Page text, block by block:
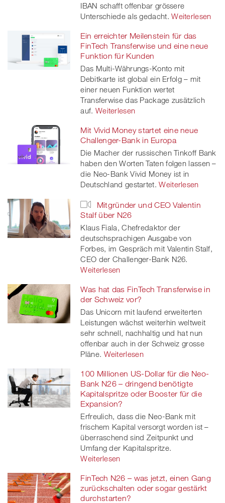
IBAN schafft offenbar grössere
Unterschiede als gedacht. Weiterlesen
Ein erreichter Meilenstein für das
FinTech Transferwise und eine neue
Funktion für Kunden
Das Multi-Währungs-Konto mit
Debitkarte ist global ein Erfolg – mit
einer neuen Funktion wertet
Transferwise das Package zusätzlich
auf. Weiterlesen
Mit Vivid Money startet eine neue
Challenger-Bank in Europa
Die Macher der russischen Tinkoff Bank
haben den Worten Taten folgen lassen –
die Neo-Bank Vivid Money ist in
Deutschland gestartet. Weiterlesen
Mitgründer und CEO Valentin
Stalf über N26
Klaus Fiala, Chefredaktor der
deutschsprachigen Ausgabe von
Forbes, im Gespräch mit Valentin Stalf,
CEO der Challenger-Bank N26.
Weiterlesen
Was hat das FinTech Transferwise in
der Schweiz vor?
Das Unicorn mit laufend erweiterten
Leistungen wächst weiterhin weltweit
sehr schnell, nachhaltig und hat nun
offenbar auch in der Schweiz grosse
Pläne. Weiterlesen
100 Millionen US-Dollar für die Neo-
Bank N26 – dringend benötigte
Kapitalspritze oder Booster für die
Expansion?
Erfreulich, dass die Neo-Bank mit
frischem Kapital versorgt worden ist –
überraschend sind Zeitpunkt und
Umfang der Kapitalspritze.
Weiterlesen
FinTech N26 – was jetzt, einen Gang
zurückschalten oder sogar gestärkt
durchstarten?